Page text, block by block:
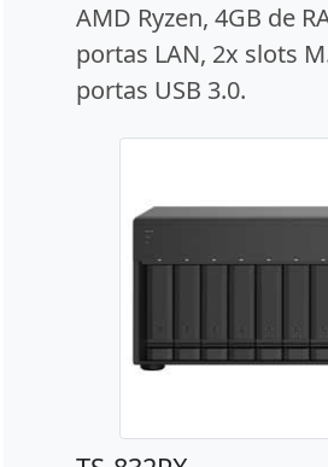
AMD Ryzen, 4GB de
portas LAN, 2x slots
portas USB 3.0.